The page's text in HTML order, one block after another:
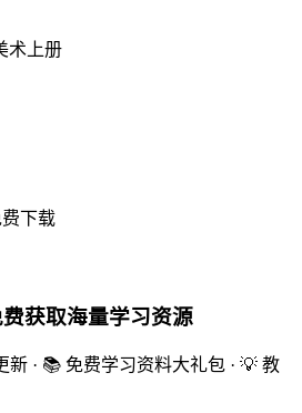
术上册
费下载
获取海量学习资源
新 · 📚 免费学习资料大礼包 · 💡 教